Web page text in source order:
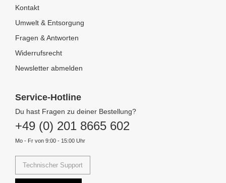
Kontakt
Umwelt & Entsorgung
Fragen & Antworten
Widerrufsrecht
Newsletter abmelden
Service-Hotline
Du hast Fragen zu deiner Bestellung?
+49 (0) 201 8665 602
Mo - Fr von 9:00 - 15:00 Uhr
Technischer Support